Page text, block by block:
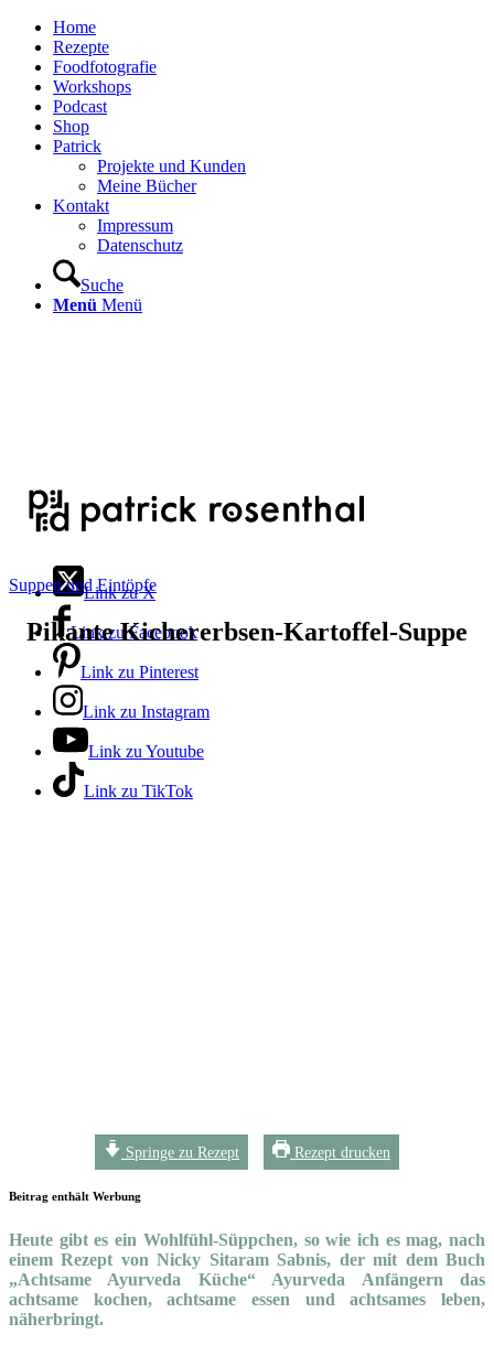
Home
Rezepte
Foodfotografie
Workshops
Podcast
Shop
Patrick
Projekte und Kunden
Meine Bücher
Kontakt
Impressum
Datenschutz
Suche
Menü Menü
Link zu X
Link zu Facebook
Link zu Pinterest
Link zu Instagram
Link zu Youtube
Link zu TikTok
Suppen und Eintöpfe
Pikante Kichererbsen-Kartoffel-Suppe
Springe zu Rezept Rezept drucken
Beitrag enthält Werbung
Heute gibt es ein Wohlfühl-Süppchen, so wie ich es mag, nach
einem Rezept von Nicky Sitaram Sabnis, der mit dem Buch
„Achtsame Ayurveda Küche“ Ayurveda Anfängern das
achtsame kochen, achtsame essen und achtsames leben,
näherbringt.